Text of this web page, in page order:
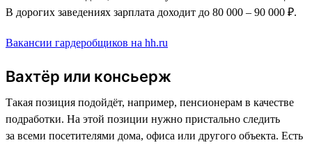
В дорогих заведениях зарплата доходит до 80 000 – 90 000 ₽.
Вакансии гардеробщиков на hh.ru
Вахтёр или консьерж
Такая позиция подойдёт, например, пенсионерам в качестве
подработки. На этой позиции нужно пристально следить
за всеми посетителями дома, офиса или другого объекта. Есть